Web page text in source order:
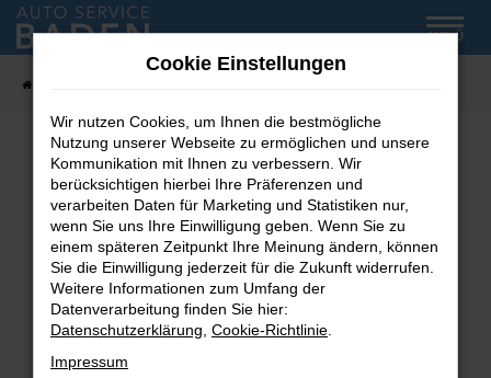
Zum
Hauptinhalt
MENÜ
Fehler: Network Error
Beim Laden ist ein Fehler aufgetreten.
Hier sind ein paar Tipps, die dir helfen können:
Überprüfe deine Firewall und deine
Internetverbindung.
Laden andere Webseiten, zum Beispiel deine
Suchmaschine?
Cookie Einstellungen
Wir nutzen Cookies, um Ihnen die bestmögliche
Nutzung unserer Webseite zu ermöglichen und unsere
Kommunikation mit Ihnen zu verbessern. Wir
berücksichtigen hierbei Ihre Präferenzen und
verarbeiten Daten für Marketing und Statistiken nur,
wenn Sie uns Ihre Einwilligung geben. Wenn Sie zu
einem späteren Zeitpunkt Ihre Meinung ändern, können
Sie die Einwilligung jederzeit für die Zukunft widerrufen.
Weitere Informationen zum Umfang der
Datenverarbeitung finden Sie hier:
Datenschutzerklärung Cookie-Richtlinie
Impressum